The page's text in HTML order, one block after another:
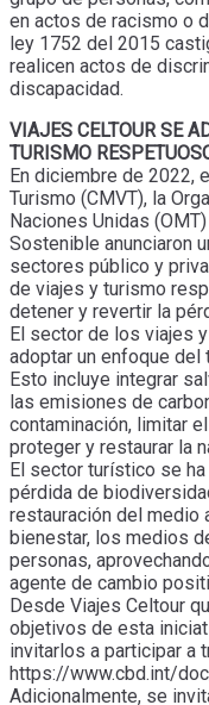
en actos de racismo o
ley 1752 del 2015
realicen actos de
discapacidad.
VIAJES CELTOUR SE
TURISMO
En diciembre de 2022,
Turismo (CMVT), la
Naciones Unidas
Sostenible anunciaron
sectores público y
de viajes y turismo
detener y revertir la
El sector de los viajes
adoptar un enfoque del
Esto incluye integrar
las emisiones de
contaminación, limitar
proteger y restaurar la
El sector turístico se
pérdida de
restauración del medio
bienestar, los medios
personas,
agente de cambio
Desde Viajes Celtour
objetivos de esta
invitarlos a participar a
https://www.cbd.int/
Adicionalmente, se